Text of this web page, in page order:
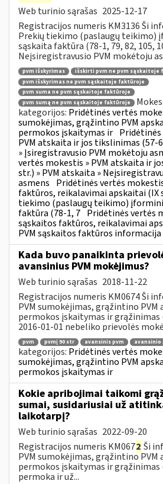
Web turinio sąrašas 2025-12-17
Registracijos numeris KM3136 Ši
Prekių tiekimo (paslaugų teikimo)
sąskaita faktūra (78-1, 79, 82, 105,
Neįsiregistravusio PVM mokėtoju
pvm išskyrimas
išskirti pvm ne pvm sąskaitoje
pvm išskyrimas ne pvm sąskaitoje faktūroje
pvm suma ne pvm sąskaitoje faktūroje
pvm sumą ne pvm sąskaitoje faktūroje
kategorijos: Pridėtinės vertės
sumokėjimas, grąžintino PVM
permokos įskaitymas ir
PVM atskaita ir jos tikslinimas (57-
» Įsiregistravusio PVM mokėtoju
vertės mokestis » PVM atskaita ir
str.) » PVM atskaita »
asmens Pridėtinės vertės
faktūros, reikalavimai apskaitai (IX
tiekimo (paslaugų teikimo)
faktūra (78-1, 7 Pridėtinės vertės
sąskaitos faktūros, reikalavimai
PVM sąskaitos faktūros informacija
Kada buvo panaikinta
avansinius PVM mokėjimus?
Web turinio sąrašas 2018-11-22
Registracijos numeris KM0674 Ši
PVM sumokėjimas, grąžintino PVM
permokos įskaitymas ir grąžinimas
2016-01-01 nebeliko prievolės
pvm pvmį 90 str avansinis pvm avansinio
kategorijos: Pridėtinės vertės
sumokėjimas, grąžintino PVM
permokos įskaitymas ir
Kokie apribojimai taikomi
sumai, susidariusiai už
laikotarpį?
Web turinio sąrašas 2022-09-20
Registracijos numeris KM0672 Ši
PVM sumokėjimas, grąžintino PVM
permokos įskaitymas ir grąžinimas
permoka ir už...